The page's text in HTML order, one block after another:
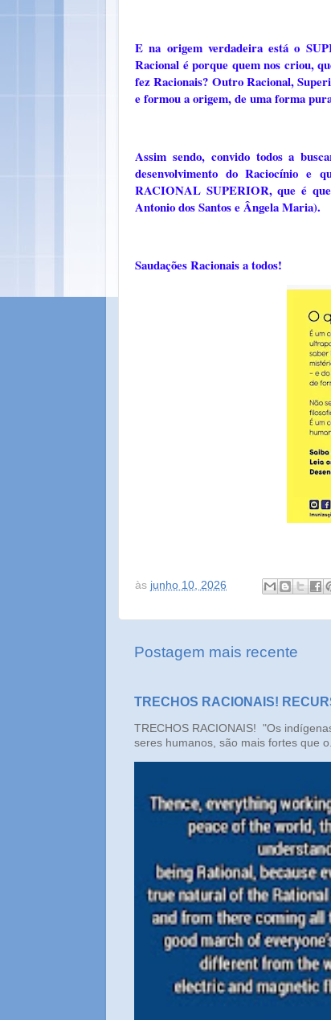
E na origem verdadeira está o
Racional é porque quem nos criou,
fez Racionais? Outro Racional,
e formou a origem, de uma forma
Assim sendo, convido todos a
desenvolvimento do Raciocínio e
RACIONAL SUPERIOR, que é
Antonio dos Santos e Ângela Maria).
Saudações Racionais a todos!
às junho 10, 2026
Postagem mais recente
TRECHOS RACIONAIS!
TRECHOS RACIONAIS! "Os
seres humanos, são mais fortes que